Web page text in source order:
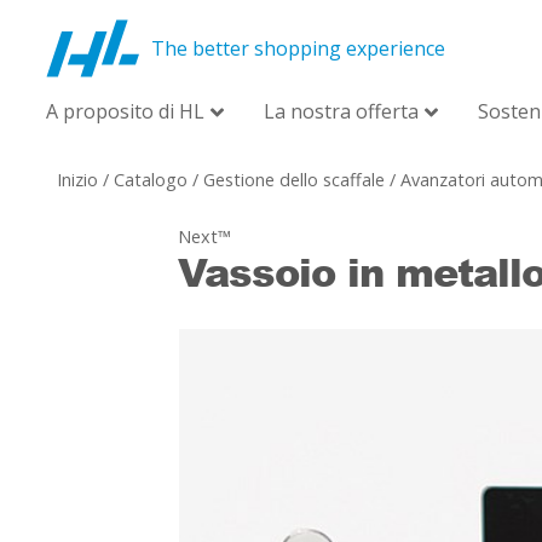
The better shopping experience
A proposito di HL La nostra offerta
Inizio / Catalogo / Gestione dello scaffale / Avanzatori
Next™
Vassoio in